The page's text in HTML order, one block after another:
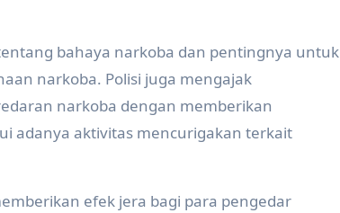
Karangnongko Kab. Klaten Tahun 2024
Tahun 2024
Festival Anti Korupsi di GBK Klaten
bahaya narkoba dan pentingnya untuk
narkoba. Polisi juga mengajak
narkoba dengan memberikan
adanya aktivitas mencurigakan terkait
efek jera bagi para pengedar